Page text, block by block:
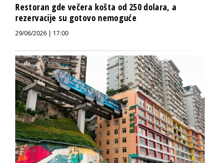
Restoran gde večera košta od 250 dolara, a
rezervacije su gotovo nemoguće
29/06/2026 | 17:00